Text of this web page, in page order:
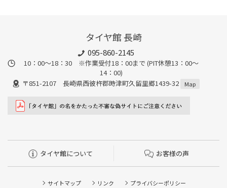
タイヤ館 長崎
095-860-2145
10：00～18：30 ※作業受付18：00まで (PIT休憩13：00～
14：00)
〒851-2107 長崎県西彼杵郡時津町久留里郷1439-32
Map
タイヤ館について お客様の声
サイトマップ リンク プライバシーポリシー